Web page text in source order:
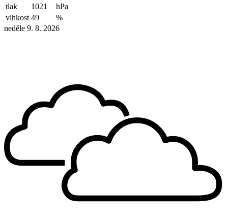
tlak
1021
hPa
vlhkost 49
%
neděle 9. 8. 2026